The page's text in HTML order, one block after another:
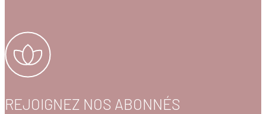
REJOIGNEZ NOS ABONNÉS